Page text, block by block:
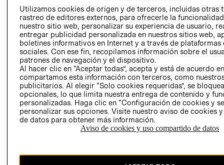
RELACIÓN CON
INVERSIONISTAS
POLÍTICA
EMPRESARIAL
- RETIRO EN
TIENDA
TÉRMINOS Y
CONDICIONES
PRIVACIDAD
GIFT CARD
AVISO DE
COOKIES
Utilizamos cookies de origen y de terceros, incluidas otras
rastreo de editores externos, para ofrecerle la
nuestro sitio web, personalizar su experiencia de usuario,
entregar publicidad personalizada en nuestros sitios web,
boletines informativos en Internet y a través de plataformas
sociales. Con ese fin, recopilamos información sobre el
patrones de navegación y el dispositivo.
Al hacer clic en “Aceptar todas”, acepta y está de acuerdo
compartamos esta información con terceros, como
publicitarios. Al elegir “Solo cookies requeridas”, se
opcionales, lo que limita nuestra entrega de contenido y
personalizadas. Haga clic en “Configuración de cookies y
personalizar sus opciones. Visite nuestro aviso de cookies
de datos para obtener más información.
Aviso de cookies y uso compartido de datos